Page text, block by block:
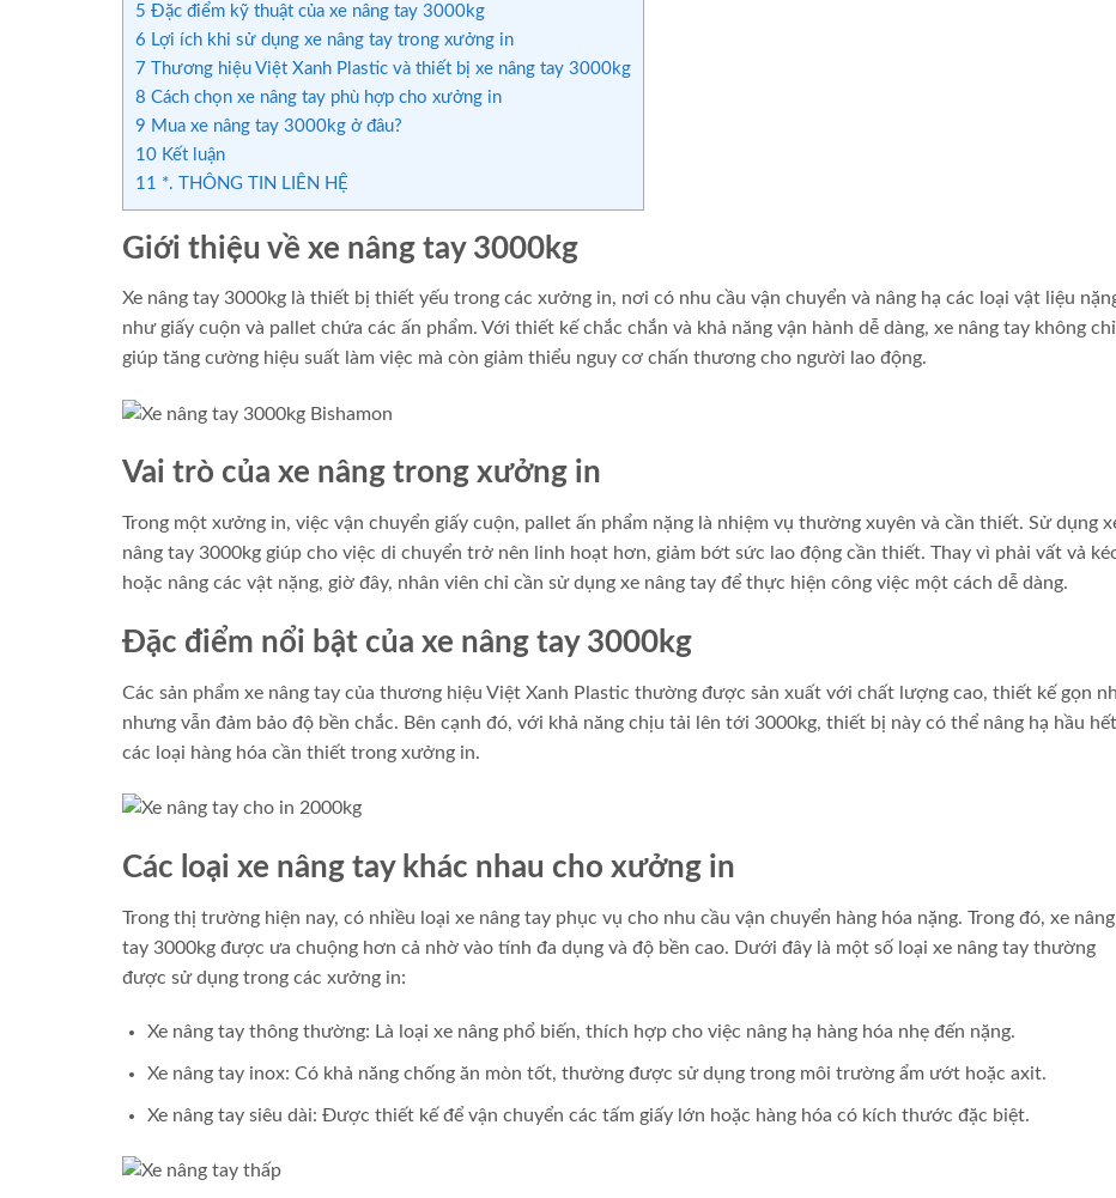
5 Đặc điểm kỹ thuật của xe nâng tay 3000kg
6 Lợi ích khi sử dụng xe nâng tay trong xưởng in
7 Thương hiệu Việt Xanh Plastic và thiết bị xe nâng tay 3000kg
8 Cách chọn xe nâng tay phù hợp cho xưởng in
9 Mua xe nâng tay 3000kg ở đâu?
10 Kết luận
11 *. THÔNG TIN LIÊN HỆ
Giới thiệu về xe nâng tay 3000kg
Xe nâng tay 3000kg là thiết bị thiết yếu trong các xưởng in, nơi có nhu cầu vận chuyển và nâng hạ các loại vật liệu
như giấy cuộn và pallet chứa các ấn phẩm. Với thiết kế chắc chắn và khả năng vận hành dễ dàng, xe nâng tay không chỉ
giúp tăng cường hiệu suất làm việc mà còn giảm thiểu nguy cơ chấn thương cho người lao động.
Vai trò của xe nâng trong xưởng in
Trong một xưởng in, việc vận chuyển giấy cuộn, pallet ấn phẩm nặng là nhiệm vụ thường xuyên và cần thiết. Sử dụng
nâng tay 3000kg giúp cho việc di chuyển trở nên linh hoạt hơn, giảm bớt sức lao động cần thiết. Thay vì phải vất vả
hoặc nâng các vật nặng, giờ đây, nhân viên chỉ cần sử dụng xe nâng tay để thực hiện công việc một cách dễ dàng.
Đặc điểm nổi bật của xe nâng tay 3000kg
Các sản phẩm xe nâng tay của thương hiệu Việt Xanh Plastic thường được sản xuất với chất lượng cao, thiết kế gọn
nhưng vẫn đảm bảo độ bền chắc. Bên cạnh đó, với khả năng chịu tải lên tới 3000kg, thiết bị này có thể nâng hạ hầu hết
các loại hàng hóa cần thiết trong xưởng in.
Các loại xe nâng tay khác nhau cho xưởng in
Trong thị trường hiện nay, có nhiều loại xe nâng tay phục vụ cho nhu cầu vận chuyển hàng hóa nặng. Trong đó, xe nâng
tay 3000kg được ưa chuộng hơn cả nhờ vào tính đa dụng và độ bền cao. Dưới đây là một số loại xe nâng tay thường
được sử dụng trong các xưởng in:
Xe nâng tay thông thường: Là loại xe nâng phổ biến, thích hợp cho việc nâng hạ hàng hóa nhẹ đến nặng.
Xe nâng tay inox: Có khả năng chống ăn mòn tốt, thường được sử dụng trong môi trường ẩm ướt hoặc axit.
Xe nâng tay siêu dài: Được thiết kế để vận chuyển các tấm giấy lớn hoặc hàng hóa có kích thước đặc biệt.